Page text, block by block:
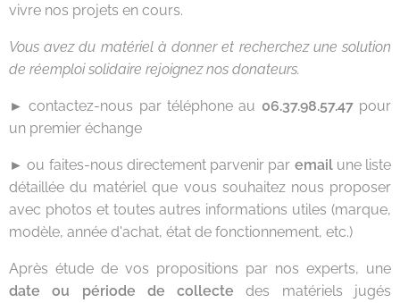
vivre nos projets en cours.
Vous avez du matériel à donner et recherchez une solution
de réemploi solidaire rejoignez nos donateurs.
► contactez-nous par téléphone au 06.37.98.57.47pour
un premier échange
► ou faites-nous directement parvenir par email une liste
détaillée du matériel que vous souhaitez nous proposer
avec photos et toutes autres informations utiles (marque,
modèle, année d'achat, état de fonctionnement, etc.)
Après étude de vos propositions par nos experts, une
date ou période de collecte des matériels jugés